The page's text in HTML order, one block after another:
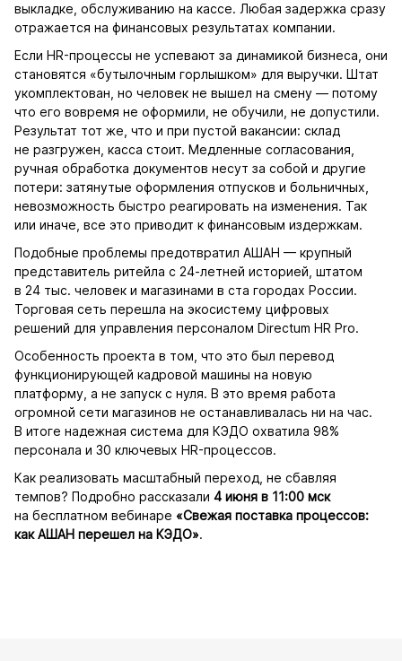
выкладке, обслуживанию на кассе. Любая задержка сразу
отражается на финансовых результатах компании.
Если HR-процессы не успевают за динамикой бизнеса, они
становятся «бутылочным горлышком» для выручки. Штат
укомплектован, но человек не вышел на смену — потому
что его вовремя не оформили, не обучили, не допустили.
Результат тот же, что и при пустой вакансии: склад
не разгружен, касса стоит. Медленные согласования,
ручная обработка документов несут за собой и другие
потери: затянутые оформления отпусков и больничных,
невозможность быстро реагировать на изменения. Так
или иначе, все это приводит к финансовым издержкам.
Подобные проблемы предотвратил АШАН — крупный
представитель ритейла с 24-летней историей, штатом
в 24 тыс. человек и магазинами в ста городах России.
Торговая сеть перешла на экосистему цифровых
решений для управления персоналом Directum HR Pro.
Особенность проекта в том, что это был перевод
функционирующей кадровой машины на новую
платформу, а не запуск с нуля. В это время работа
огромной сети магазинов не останавливалась ни на час.
В итоге надежная система для КЭДО охватила 98%
персонала и 30 ключевых HR-процессов.
Как реализовать масштабный переход, не сбавляя
темпов? Подробно рассказали 4 июня в 11:00 мск
на бесплатном вебинаре «Свежая поставка процессов:
как АШАН перешел на КЭДО».